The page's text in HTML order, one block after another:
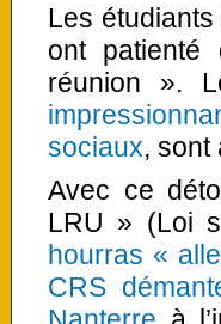
Les
ont
réunion ».
sociaux, sont
Avec ce
LRU » (Loi
hourras «
CRS